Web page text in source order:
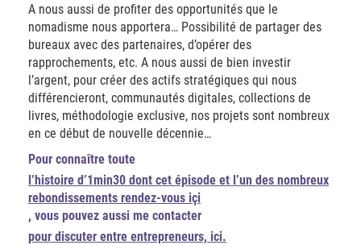
A nous aussi de profiter des opportunités que le
nomadisme nous apportera… Possibilité de partager des
bureaux avec des partenaires, d’opérer des
rapprochements, etc. A nous aussi de bien investir
l’argent, pour créer des actifs stratégiques qui nous
différencieront, communautés digitales, collections de
livres, méthodologie exclusive, nos projets sont nombreux
en ce début de nouvelle décennie…
Pour connaître toute
l’histoire d’1min30 dont cet épisode et l’un des nombreux
rebondissements rendez-vous içi
, vous pouvez aussi me contacter
pour discuter entre entrepreneurs, ici.